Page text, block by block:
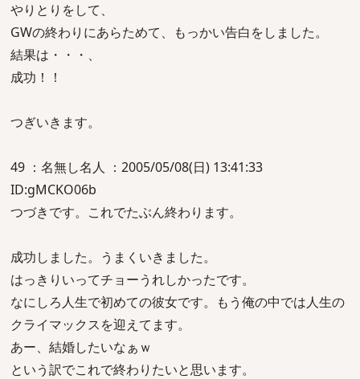
やりとりをして、
GWの終わりにあらためて、もっかい告白をしました。
結果は・・・、
成功！！
つぎいきます。
49 ：名無し名人 ：2005/05/08(日) 13:41:33
ID:gMCKO06b
つづきです。これでたぶん終わります。
成功しました。うまくいきました。
はっきりいってチョーうれしかったです。
なにしろ人生で初めての彼女です。もう俺の中では人生の
クライマックスを迎えてます。
あー、結婚したいなぁｗ
という訳でこれで終わりたいと思います。